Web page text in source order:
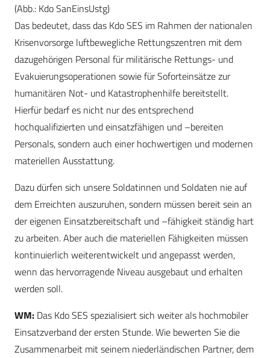
(Abb.: Kdo SanEinsUstg)
Das bedeutet, dass das Kdo SES im Rahmen der nationalen
Krisenvorsorge luftbewegliche Rettungszentren mit dem
dazugehörigen Personal für militärische Rettungs- und
Evakuierungsoperationen sowie für Soforteinsätze zur
humanitären Not- und Katastrophenhilfe bereitstellt.
Hierfür bedarf es nicht nur des entsprechend
hochqualifizierten und einsatzfähigen und –bereiten
Personals, sondern auch einer hochwertigen und modernen
materiellen Ausstattung.
Dazu dürfen sich unsere Soldatinnen und Soldaten nie auf
dem Erreichten auszuruhen, sondern müssen bereit sein an
der eigenen Einsatzbereitschaft und –fähigkeit ständig hart
zu arbeiten. Aber auch die materiellen Fähigkeiten müssen
kontinuierlich weiterentwickelt und angepasst werden,
wenn das hervorragende Niveau ausgebaut und erhalten
werden soll.
WM: Das Kdo SES spezialisiert sich weiter als hochmobiler
Einsatzverband der ersten Stunde. Wie bewerten Sie die
Zusammenarbeit mit seinem niederländischen Partner, dem